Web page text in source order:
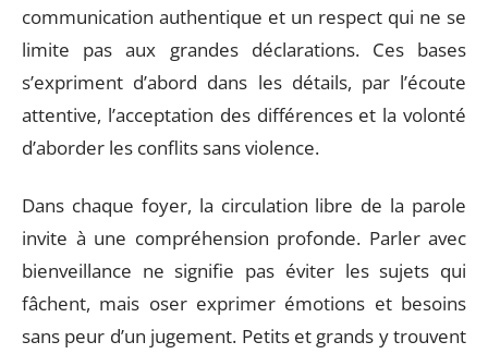
communication authentique et un respect qui ne se
limite pas aux grandes déclarations. Ces bases
s’expriment d’abord dans les détails, par l’écoute
attentive, l’acceptation des différences et la volonté
d’aborder les conflits sans violence.
Dans chaque foyer, la circulation libre de la parole
invite à une compréhension profonde. Parler avec
bienveillance ne signifie pas éviter les sujets qui
fâchent, mais oser exprimer émotions et besoins
sans peur d’un jugement. Petits et grands y trouvent